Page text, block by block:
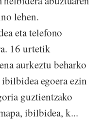
lehen.
eta telefono
16 urtetik
aurkeztu beharko
egoera ezin
guztientzako
ibilbidea, k...